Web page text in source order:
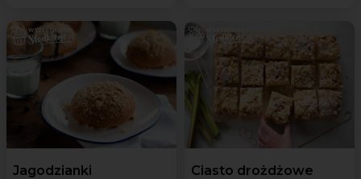
Jagodzianki
Ciasto drożdżowe